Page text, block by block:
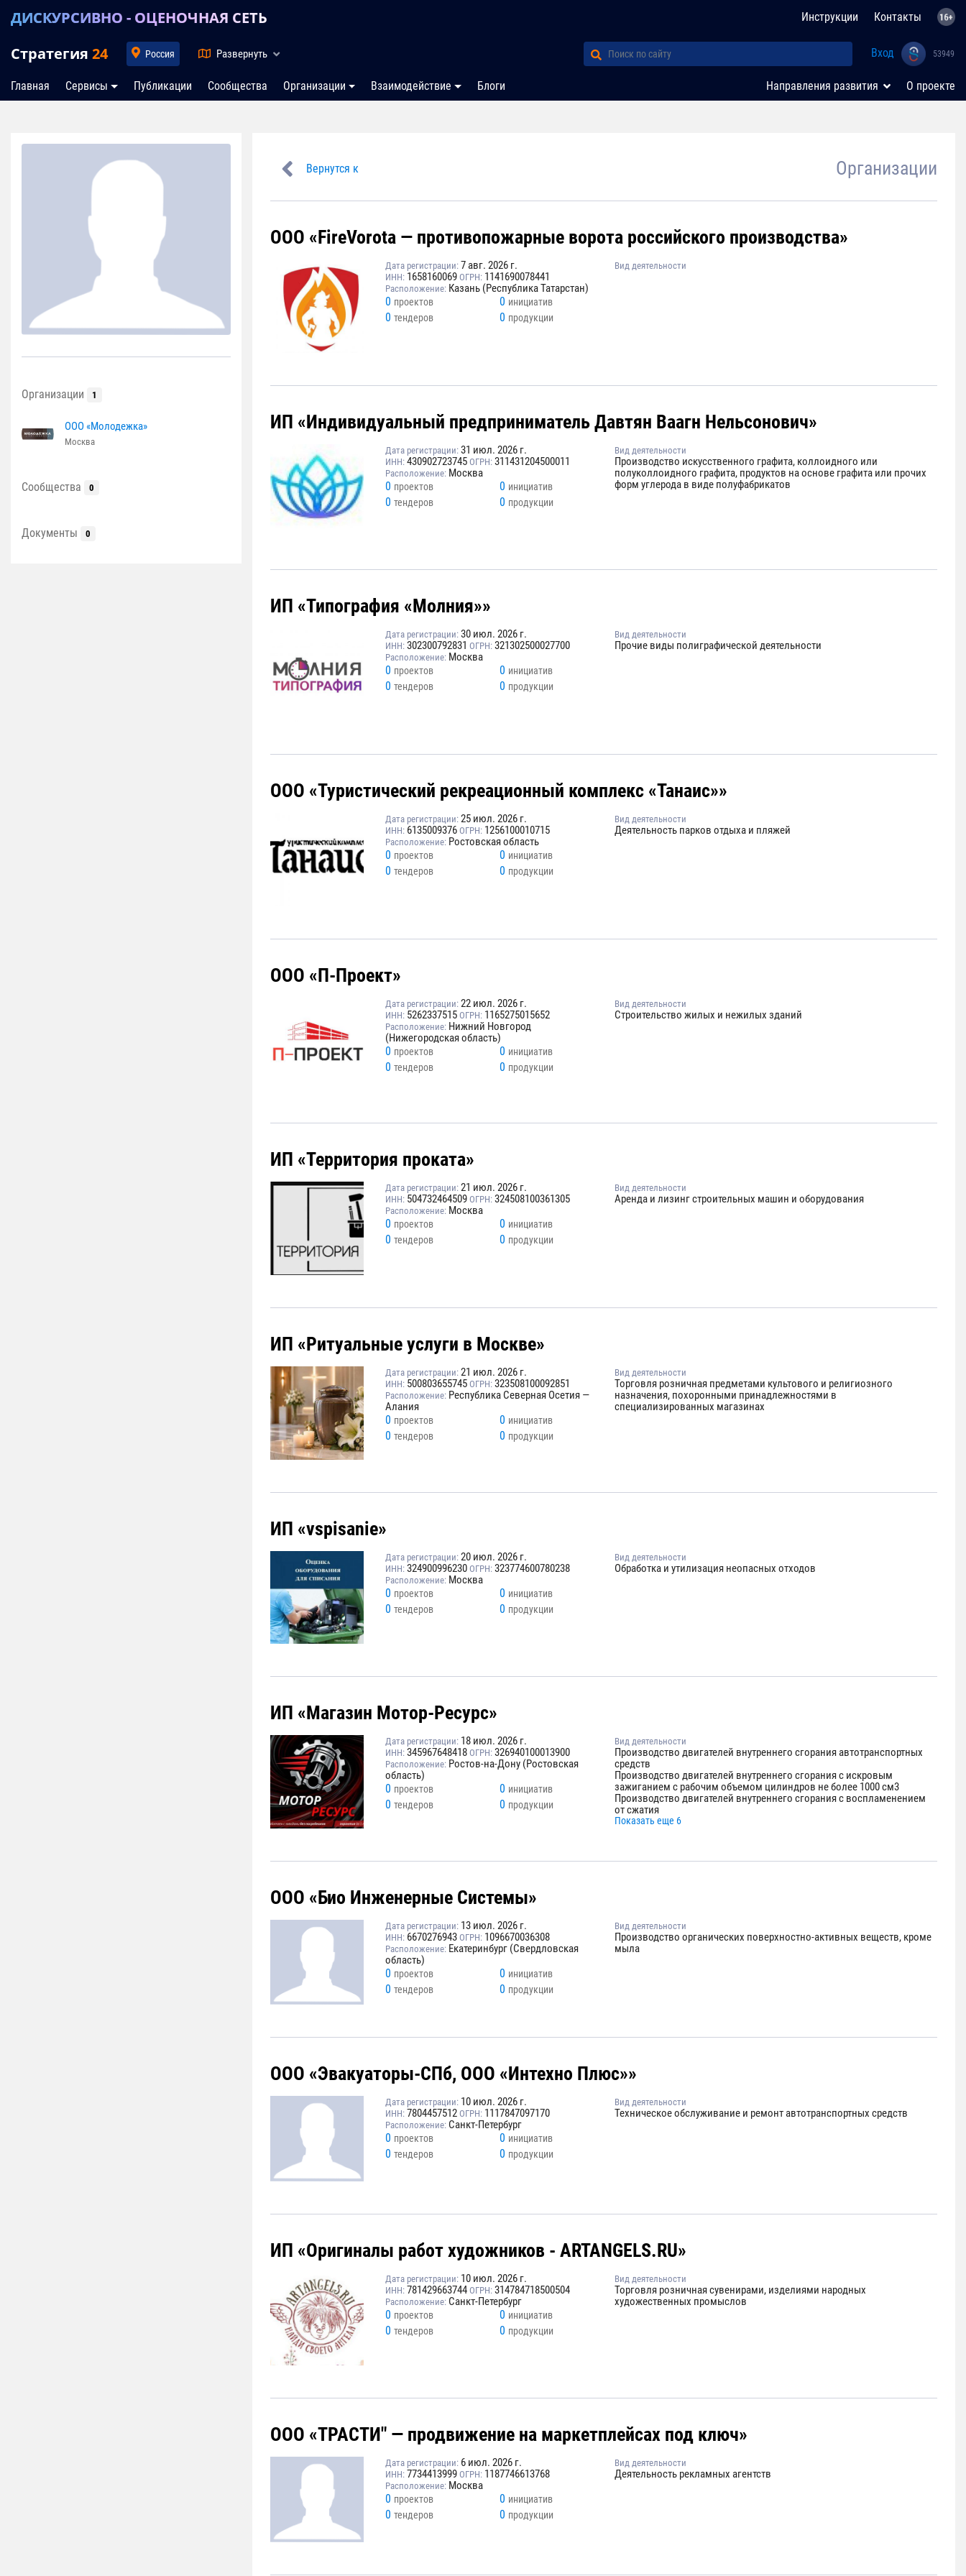
ДИСКУРСИВНО - ОЦЕНОЧНАЯ СЕТЬ Инструкции Контакты
Стратегия 24 Россия Развернуть Вход 53949
Главная Сервисы Публикации Сообщества Организации Взаимодействие Блоги Направления развития О проекте
Организации 1
ООО «Молодежка»
Москва
Сообщества 0
Документы 0
Вернутся к Организации
ООО «FireVorota — противопожарные ворота российского производства»
Дата регистрации: 7 авг. 2026 г.
ИНН: 1658160069 ОГРН: 1141690078441
Расположение: Казань (Республика Татарстан)
0 проектов 0 инициатив
0 тендеров 0 продукции
Вид деятельности
ИП «Индивидуальный предприниматель Давтян Ваагн Нельсонович»
Дата регистрации: 31 июл. 2026 г.
ИНН: 430902723745 ОГРН: 311431204500011
Расположение: Москва
0 проектов 0 инициатив
0 тендеров 0 продукции
Вид деятельности
Производство искусственного графита, коллоидного или
полуколлоидного графита, продуктов на основе графита или прочих
форм углерода в виде полуфабрикатов
ИП «Типография «Молния»»
Дата регистрации: 30 июл. 2026 г.
ИНН: 302300792831 ОГРН: 321302500027700
Расположение: Москва
0 проектов 0 инициатив
0 тендеров 0 продукции
Вид деятельности
Прочие виды полиграфической деятельности
ООО «Туристический рекреационный комплекс «Танаис»»
Дата регистрации: 25 июл. 2026 г.
ИНН: 6135009376 ОГРН: 1256100010715
Расположение: Ростовская область
0 проектов 0 инициатив
0 тендеров 0 продукции
Вид деятельности
Деятельность парков отдыха и пляжей
ООО «П-Проект»
Дата регистрации: 22 июл. 2026 г.
ИНН: 5262337515 ОГРН: 1165275015652
Расположение: Нижний Новгород
(Нижегородская область)
0 проектов 0 инициатив
0 тендеров 0 продукции
Вид деятельности
Строительство жилых и нежилых зданий
ИП «Территория проката»
Дата регистрации: 21 июл. 2026 г.
ИНН: 504732464509 ОГРН: 324508100361305
Расположение: Москва
0 проектов 0 инициатив
0 тендеров 0 продукции
Вид деятельности
Аренда и лизинг строительных машин и оборудования
ИП «Ритуальные услуги в Москве»
Дата регистрации: 21 июл. 2026 г.
ИНН: 500803655745 ОГРН: 323508100092851
Расположение: Республика Северная Осетия —
Алания
0 проектов 0 инициатив
0 тендеров 0 продукции
Вид деятельности
Торговля розничная предметами культового и религиозного
назначения, похоронными принадлежностями в
специализированных магазинах
ИП «vspisanie»
Дата регистрации: 20 июл. 2026 г.
ИНН: 324900996230 ОГРН: 323774600780238
Расположение: Москва
0 проектов 0 инициатив
0 тендеров 0 продукции
Вид деятельности
Обработка и утилизация неопасных отходов
ИП «Магазин Мотор-Ресурс»
Дата регистрации: 18 июл. 2026 г.
ИНН: 345967648418 ОГРН: 326940100013900
Расположение: Ростов-на-Дону (Ростовская
область)
0 проектов 0 инициатив
0 тендеров 0 продукции
Вид деятельности
Производство двигателей внутреннего сгорания автотранспортных
средств
Производство двигателей внутреннего сгорания с искровым
зажиганием с рабочим объемом цилиндров не более 1000 см3
Производство двигателей внутреннего сгорания с воспламенением
от сжатия
Показать еще 6
ООО «Био Инженерные Системы»
Дата регистрации: 13 июл. 2026 г.
ИНН: 6670276943 ОГРН: 1096670036308
Расположение: Екатеринбург (Свердловская
область)
0 проектов 0 инициатив
0 тендеров 0 продукции
Вид деятельности
Производство органических поверхностно-активных веществ, кроме
мыла
ООО «Эвакуаторы-СПб, ООО «Интехно Плюс»»
Дата регистрации: 10 июл. 2026 г.
ИНН: 7804457512 ОГРН: 1117847097170
Расположение: Санкт-Петербург
0 проектов 0 инициатив
0 тендеров 0 продукции
Вид деятельности
Техническое обслуживание и ремонт автотранспортных средств
ИП «Оригиналы работ художников - ARTANGELS.RU»
Дата регистрации: 10 июл. 2026 г.
ИНН: 781429663744 ОГРН: 314784718500504
Расположение: Санкт-Петербург
0 проектов 0 инициатив
0 тендеров 0 продукции
Вид деятельности
Торговля розничная сувенирами, изделиями народных
художественных промыслов
ООО «ТРАСТИ" — продвижение на маркетплейсах под ключ»
Дата регистрации: 6 июл. 2026 г.
ИНН: 7734413999 ОГРН: 1187746613768
Расположение: Москва
0 проектов 0 инициатив
0 тендеров 0 продукции
Вид деятельности
Деятельность рекламных агентств